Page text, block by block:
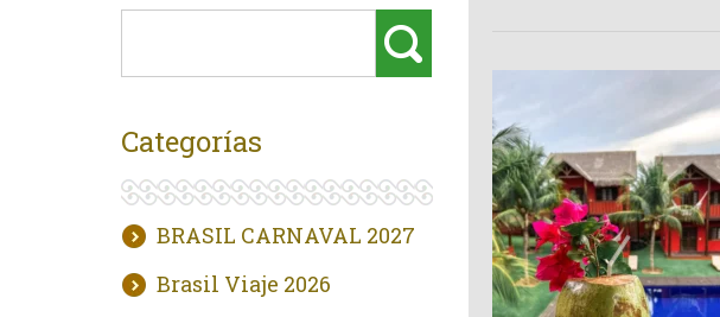
Categorías
BRASIL CARNAVAL 2027
Brasil Viaje 2026